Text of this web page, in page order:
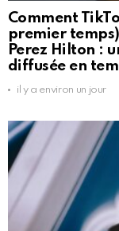
Comment
premier
Perez Hilton :
diffusée en
il y a environ un jour